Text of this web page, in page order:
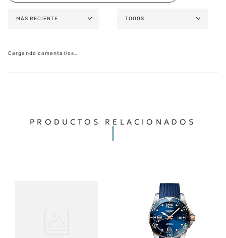
MÁS RECIENTE TODOS
Cargando comentarios…
PRODUCTOS RELACIONADOS